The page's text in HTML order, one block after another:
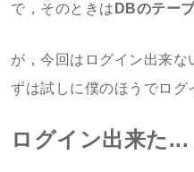
で，そのときは DBのテー
が，今回はログイン出来な
ずは試しに僕のほうでログ
ログイン出来た...